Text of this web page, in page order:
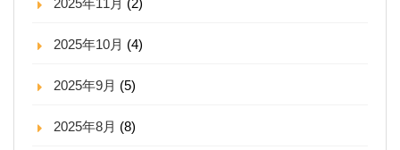
2025年11月 (2)
2025年10月 (4)
2025年9月 (5)
2025年8月 (8)